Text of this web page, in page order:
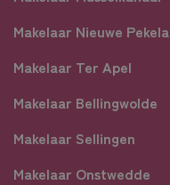
Makelaar Nieuwe Pekela
Makelaar Ter Apel
Makelaar Bellingwolde
Makelaar Sellingen
Makelaar Onstwedde